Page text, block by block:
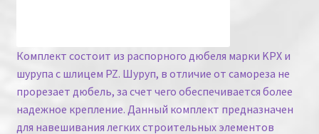
Комплект состоит из распорного дюбеля марки KPX и
шурупа с шлицем PZ. Шуруп, в отличие от самореза не
прорезает дюбель, за счет чего обеспечивается более
надежное крепление. Данный комплект предназначен
для навешивания легких строительных элементов